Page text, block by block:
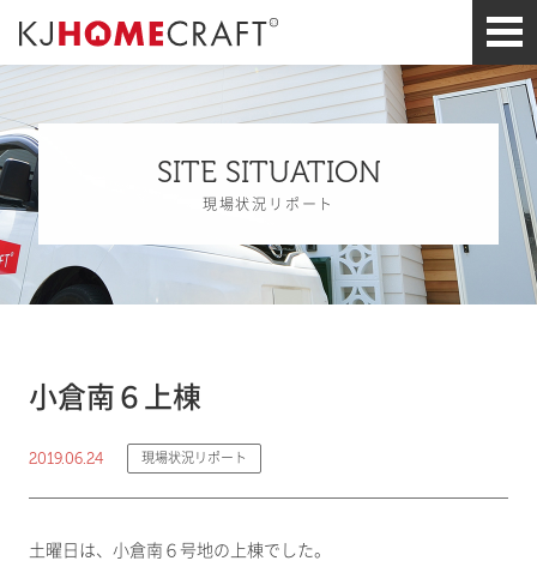
SITE SITUATION
現場状況リポート
小倉南６上棟
2019.06.24 現場状況リポート
土曜日は、小倉南６号地の上棟でした。